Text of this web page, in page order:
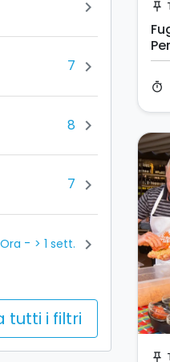
chevron_right
7 chevron_right
8 chevron_right
7 chevron_right
- > 1 sett. chevron_right
tutti i filtri
push_pin
timer
push_pin